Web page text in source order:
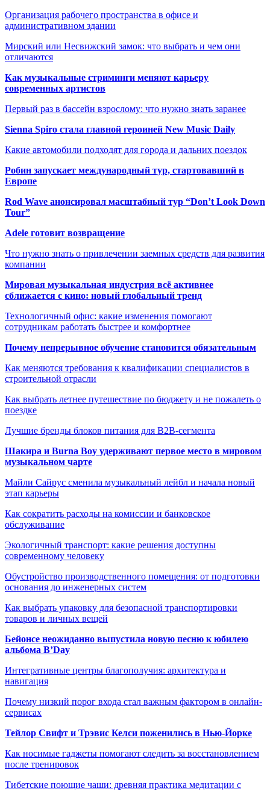
Организация рабочего пространства в офисе и
административном здании
Мирский или Несвижский замок: что выбрать и чем они
отличаются
Как музыкальные стриминги меняют карьеру
современных артистов
Первый раз в бассейн взрослому: что нужно знать заранее
Sienna Spiro стала главной героиней New Music Daily
Какие автомобили подходят для города и дальних поездок
Робин запускает международный тур, стартовавший в
Европе
Rod Wave анонсировал масштабный тур “Don’t Look Down
Tour”
Adele готовит возвращение
Что нужно знать о привлечении заемных средств для развития
компании
Мировая музыкальная индустрия всё активнее
сближается с кино: новый глобальный тренд
Технологичный офис: какие изменения помогают
сотрудникам работать быстрее и комфортнее
Почему непрерывное обучение становится обязательным
Как меняются требования к квалификации специалистов в
строительной отрасли
Как выбрать летнее путешествие по бюджету и не пожалеть о
поездке
Лучшие бренды блоков питания для B2B-сегмента
Шакира и Burna Boy удерживают первое место в мировом
музыкальном чарте
Майли Сайрус сменила музыкальный лейбл и начала новый
этап карьеры
Как сократить расходы на комиссии и банковское
обслуживание
Экологичный транспорт: какие решения доступны
современному человеку
Обустройство производственного помещения: от подготовки
основания до инженерных систем
Как выбрать упаковку для безопасной транспортировки
товаров и личных вещей
Бейонсе неожиданно выпустила новую песню к юбилею
альбома B’Day
Интегративные центры благополучия: архитектура и
навигация
Почему низкий порог входа стал важным фактором в онлайн-
сервисах
Тейлор Свифт и Трэвис Келси поженились в Нью-Йорке
Как носимые гаджеты помогают следить за восстановлением
после тренировок
Тибетские поющие чаши: древняя практика медитации с